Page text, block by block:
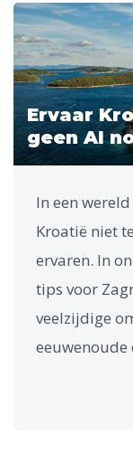
Ervaar
geen AI
In een
Kroatië niet
ervaren. In
tips voor
veelzijdige